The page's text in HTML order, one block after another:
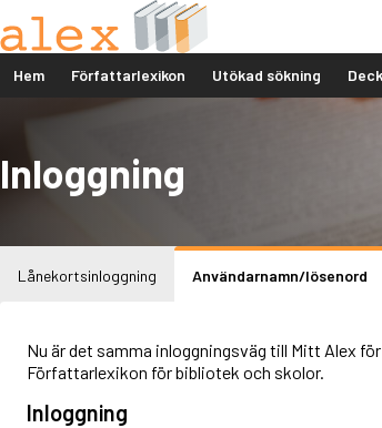
Hem Författarlexikon Utökad sökning
Inloggning
Lånekortsinloggning Användarnamn/lösenord
Nu är det samma inloggningsväg till Mitt Alex
Författarlexikon för bibliotek och skolor.
Inloggning